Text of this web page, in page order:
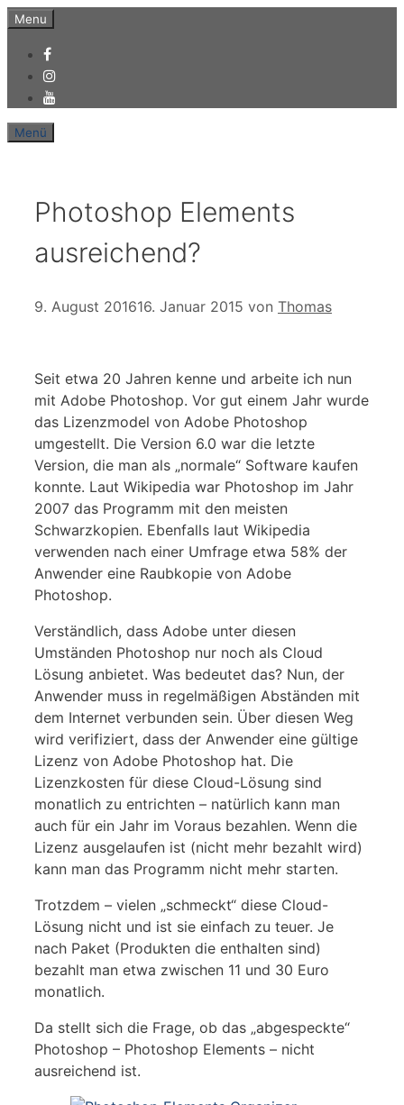
Zum
springen
Menu
Menü
Photoshop Elements
ausreichend?
9. August 201616. Januar 2015 von Thomas
Seit etwa 20 Jahren kenne und arbeite ich nun
mit Adobe Photoshop. Vor gut einem Jahr wurde
das Lizenzmodel von Adobe Photoshop
umgestellt. Die Version 6.0 war die letzte
Version, die man als „normale“ Software kaufen
konnte. Laut Wikipedia war Photoshop im Jahr
2007 das Programm mit den meisten
Schwarzkopien. Ebenfalls laut Wikipedia
verwenden nach einer Umfrage etwa 58% der
Anwender eine Raubkopie von Adobe
Photoshop.
Verständlich, dass Adobe unter diesen
Umständen Photoshop nur noch als Cloud
Lösung anbietet. Was bedeutet das? Nun, der
Anwender muss in regelmäßigen Abständen mit
dem Internet verbunden sein. Über diesen Weg
wird verifiziert, dass der Anwender eine gültige
Lizenz von Adobe Photoshop hat. Die
Lizenzkosten für diese Cloud-Lösung sind
monatlich zu entrichten – natürlich kann man
auch für ein Jahr im Voraus bezahlen. Wenn die
Lizenz ausgelaufen ist (nicht mehr bezahlt wird)
kann man das Programm nicht mehr starten.
Trotzdem – vielen „schmeckt“ diese Cloud-
Lösung nicht und ist sie einfach zu teuer. Je
nach Paket (Produkten die enthalten sind)
bezahlt man etwa zwischen 11 und 30 Euro
monatlich.
Da stellt sich die Frage, ob das „abgespeckte“
Photoshop – Photoshop Elements – nicht
ausreichend ist.